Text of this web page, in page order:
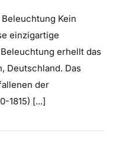
Kein
einzigartige
erhellt das
Deutschland. Das
der
1815) [...]